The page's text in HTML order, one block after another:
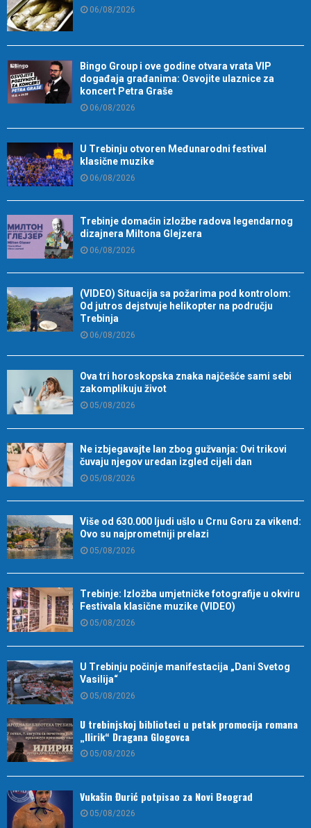
06/08/2026
Bingo Group i ove godine otvara vrata VIP
događaja građanima: Osvojite ulaznice za
koncert Petra Graše
06/08/2026
U Trebinju otvoren Međunarodni festival
klasične muzike
06/08/2026
Trebinje domaćin izložbe radova legendarnog
dizajnera Miltona Glejzera
06/08/2026
(VIDEO) Situacija sa požarima pod kontrolom:
Od jutros dejstvuje helikopter na području
Trebinja
06/08/2026
Ova tri horoskopska znaka najčešće sami sebi
zakomplikuju život
05/08/2026
Ne izbjegavajte lan zbog gužvanja: Ovi trikovi
čuvaju njegov uredan izgled cijeli dan
05/08/2026
Više od 630.000 ljudi ušlo u Crnu Goru za vikend:
Ovo su najprometniji prelazi
05/08/2026
Trebinje: Izložba umjetničke fotografije u okviru
Festivala klasične muzike (VIDEO)
05/08/2026
U Trebinju počinje manifestacija „Dani Svetog
Vasilija“
05/08/2026
U trebinjskoj biblioteci u petak promocija romana
„Ilirik“ Dragana Glogovca
05/08/2026
Vukašin Đurić potpisao za Novi Beograd
05/08/2026